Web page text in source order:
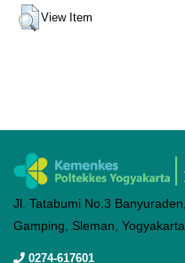
View Item
Jl. Tatabumi No.3 Banyuraden,
Gamping, Sleman, Yogyakarta
0274-617601